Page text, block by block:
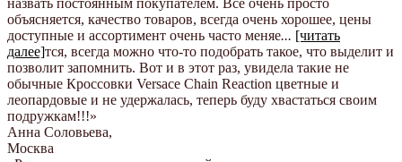
назвать постоянным покупателем. Все очень просто
объясняется, качество товаров, всегда очень хорошее, цены
доступные и ассортимент очень часто меняе... [читать
далее]тся, всегда можно что-то подобрать такое, что выделит и
позволит запомнить. Вот и в этот раз, увидела такие не
обычные Кроссовки Versace Chain Reaction цветные и
леопардовые и не удержалась, теперь буду хвастаться своим
подружкам!!!»
Анна Соловьева,
Москва